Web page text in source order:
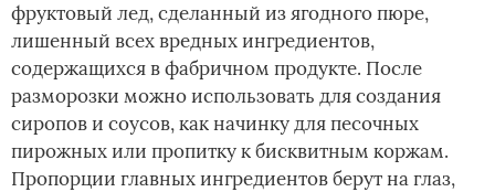
фруктовый лед, сделанный из ягодного пюре,
лишенный всех вредных ингредиентов,
содержащихся в фабричном продукте. После
разморозки можно использовать для создания
сиропов и соусов, как начинку для песочных
пирожных или пропитку к бисквитным коржам.
Пропорции главных ингредиентов берут на глаз,